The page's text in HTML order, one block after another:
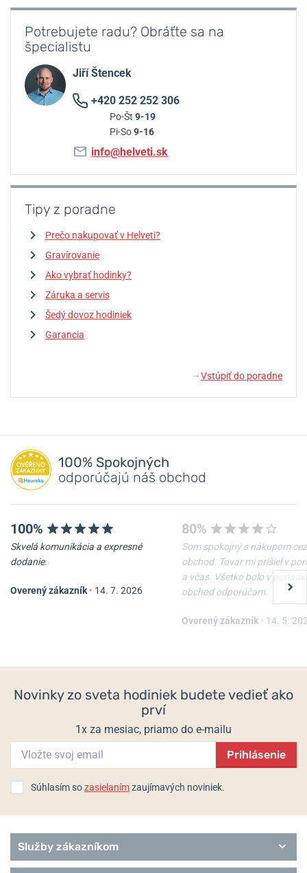
Potrebujete radu? Obráťte sa na
špecialistu
Jiří Štencek
+420 252 252 306
Po-Št 9-19
Pi-So9-16
info@helveti.sk
Tipy z poradne
Prečo nakupovať v Helveti?
Gravírovanie
Ako vybrať hodinky?
Záruka a servis
Šedý dovoz hodiniek
Garancia
↓ Vstúpiť do poradne
100% Spokojných
odporúčajú náš obchod
100%
Skvelá komunikácia a expresné
dodanie.
Overený zákazník • 14. 7. 2026
80%
Som spokojný s nákupom cez
obchod. Tovar mi prišiel v
a včas. Všetko bolo v
obchod odporúčam.
Overený zákazník • 14. 5.
Novinky zo sveta hodiniek budete vedieť ako
prví
1x za mesiac, priamo do e-mailu
Prihlásenie
Súhlasím sozasielanímzaujímavých noviniek.
Služby zákazníkom